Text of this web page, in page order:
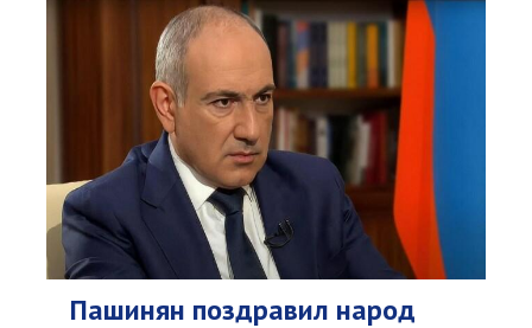
Пашинян поздравил народ